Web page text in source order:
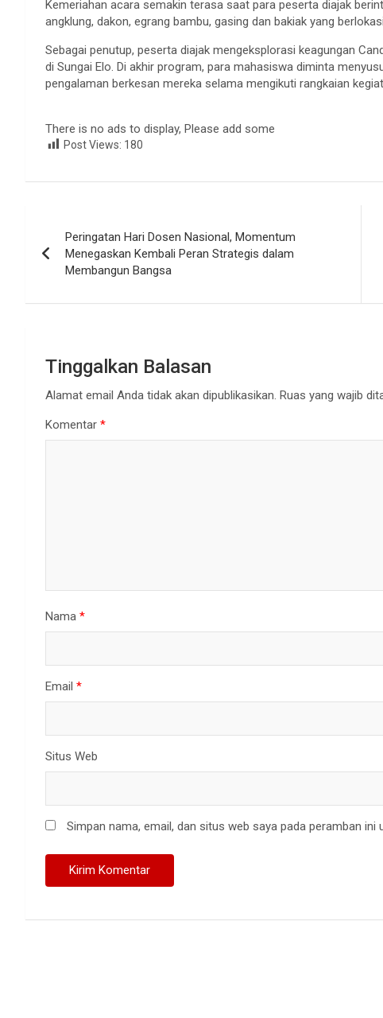
Kemeriahan acara semakin terasa saat para peserta diajak
angklung, dakon, egrang bambu, gasing dan bakiak yang
Sebagai penutup, peserta diajak mengeksplorasi keagungan
di Sungai Elo. Di akhir program, para mahasiswa diminta
pengalaman berkesan mereka selama mengikuti rangkaian
There is no ads to display, Please add some
Post Views: 180
pos
Peringatan Hari Dosen Nasional, Momentum
Menegaskan Kembali Peran Strategis dalam
Membangun Bangsa
Tinggalkan Balasan
Alamat email Anda tidak akan dipublikasikan. Ruas yang wajib
Komentar *
Nama *
Email *
Situs Web
Simpan nama, email, dan situs web saya pada peramban ini